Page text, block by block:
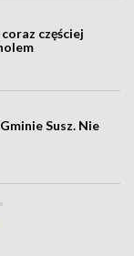
częściej
Susz. Nie